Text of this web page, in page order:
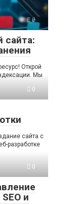
0
сайта:
Открой
Мы
0
сайта с
разработке
0
и